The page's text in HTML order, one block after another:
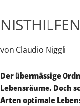
von Claudio Niggli
Der übermässige
Lebensräume. Doch
Arten optimale